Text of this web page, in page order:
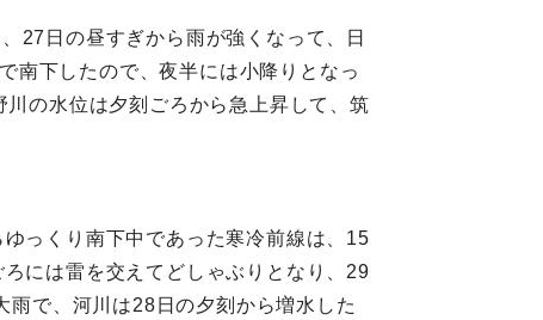
27日の昼すぎから雨が強くなって、日
南下したので、夜半には小降りとなっ
の水位は夕刻ごろから急上昇して、筑
っくり南下中であった寒冷前線は、15
には雷を交えてどしゃぶりとなり、29
で、河川は28日の夕刻から増水した